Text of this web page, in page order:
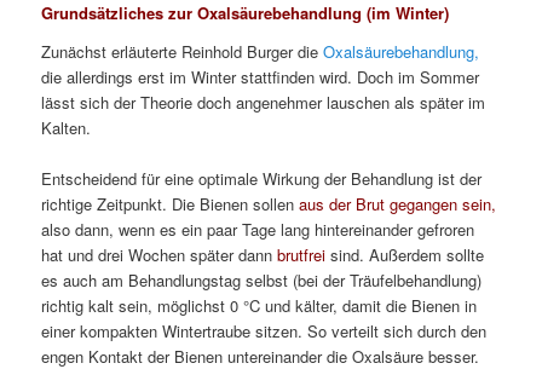
Grundsätzliches zur Oxalsäurebehandlung (im Winter)
Zunächst erläuterte Reinhold Burger dieOxalsäurebehandlung,
die allerdings erst im Winter stattfinden wird. Doch im Sommer
lässt sich der Theorie doch angenehmer lauschen als später im
Kalten.
Entscheidend für eine optimale Wirkung der Behandlung ist der
richtige Zeitpunkt. Die Bienen sollenaus der Brut gegangen sein,
also dann, wenn es ein paar Tage lang hintereinander gefroren
hat und drei Wochen später dannbrutfrei sind. Außerdem sollte
es auch am Behandlungstag selbst (bei der Träufelbehandlung)
richtig kalt sein, möglichst 0 °C und kälter, damit die Bienen in
einer kompakten Wintertraube sitzen. So verteilt sich durch den
engen Kontakt der Bienen untereinander die Oxalsäure besser.